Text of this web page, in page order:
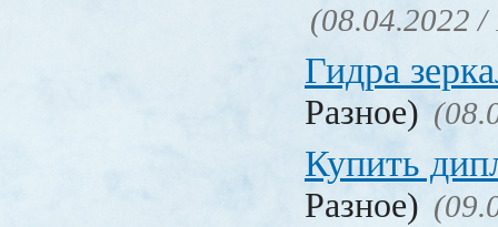
(08.04.2022 /
Гидра
Разное)
Купить
Разное)